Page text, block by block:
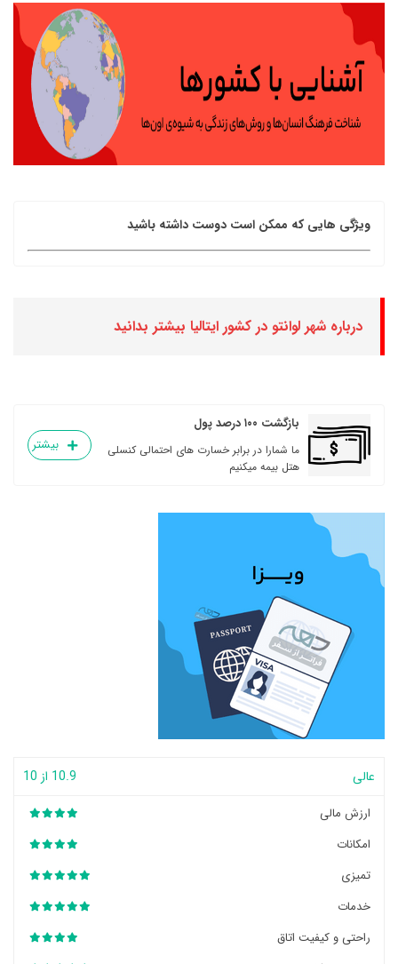
ویژگی هایی که ممکن است دوست داشته باشید
درباره شهر لوانتو در کشور ایتالیا بیشتر بدانید
بازگشت ۱۰۰ درصد پول
ما شمارا در برابر خسارت های احتمالی کنسلی
هتل بیمه میکنیم
بیشتر
عالی 10.9 از 10
ارزش مالی
امکانات
تمیزی
خدمات
راحتی و کیفیت اتاق